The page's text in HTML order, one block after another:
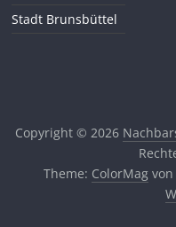
Stadt Brunsbüttel
Copyright © 2026
Theme: ColorMag